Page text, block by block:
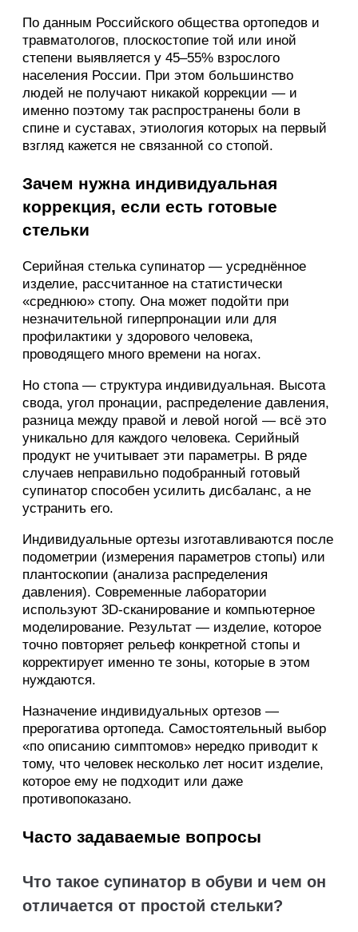
По данным Российского общества ортопедов и
травматологов, плоскостопие той или иной
степени выявляется у 45–55% взрослого
населения России. При этом большинство
людей не получают никакой коррекции — и
именно поэтому так распространены боли в
спине и суставах, этиология которых на первый
взгляд кажется не связанной со стопой.
Зачем нужна индивидуальная
коррекция, если есть готовые
стельки
Серийная стелька супинатор — усреднённое
изделие, рассчитанное на статистически
«среднюю» стопу. Она может подойти при
незначительной гиперпронации или для
профилактики у здорового человека,
проводящего много времени на ногах.
Но стопа — структура индивидуальная. Высота
свода, угол пронации, распределение давления,
разница между правой и левой ногой — всё это
уникально для каждого человека. Серийный
продукт не учитывает эти параметры. В ряде
случаев неправильно подобранный готовый
супинатор способен усилить дисбаланс, а не
устранить его.
Индивидуальные ортезы изготавливаются после
подометрии (измерения параметров стопы) или
плантоскопии (анализа распределения
давления). Современные лаборатории
используют 3D-сканирование и компьютерное
моделирование. Результат — изделие, которое
точно повторяет рельеф конкретной стопы и
корректирует именно те зоны, которые в этом
нуждаются.
Назначение индивидуальных ортезов —
прерогатива ортопеда. Самостоятельный выбор
«по описанию симптомов» нередко приводит к
тому, что человек несколько лет носит изделие,
которое ему не подходит или даже
противопоказано.
Часто задаваемые вопросы
Что такое супинатор в обуви и чем он
отличается от простой стельки?